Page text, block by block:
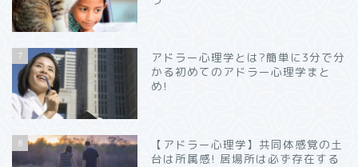
7
アドラー心理学とは?簡単に3分で分
かる初めてのアドラー心理学まと
め!
8
【アドラー心理学】共同体感覚の土
台は所属感! 居場所は必ず存在する